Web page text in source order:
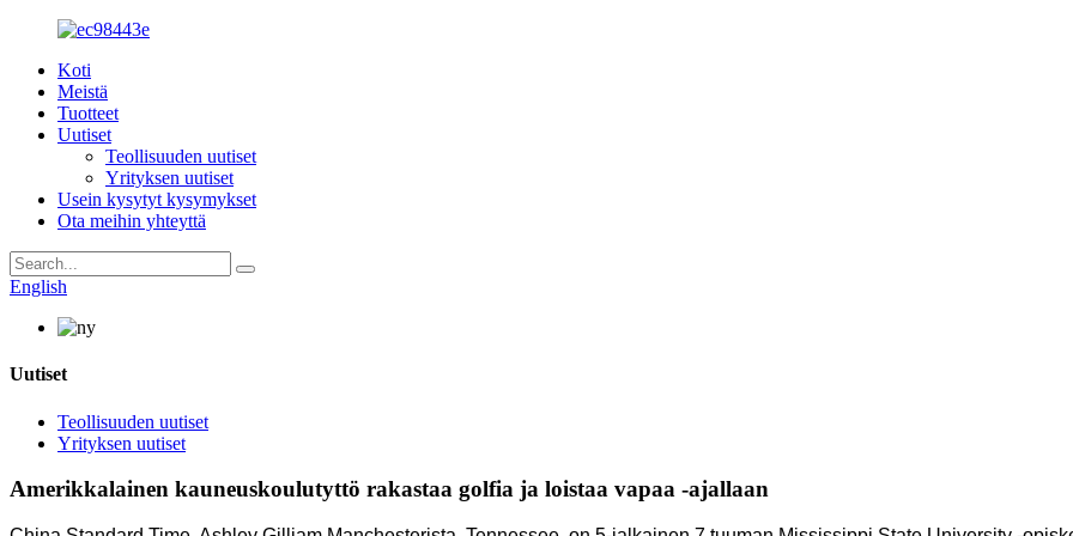
Koti
Meistä
Tuotteet
Uutiset
Teollisuuden uutiset
Yrityksen uutiset
Usein kysytyt kysymykset
Ota meihin yhteyttä
English
Uutiset
Teollisuuden uutiset
Yrityksen uutiset
Amerikkalainen kauneuskoulutyttö rakastaa golfia ja loistaa vapaa -ajallaan